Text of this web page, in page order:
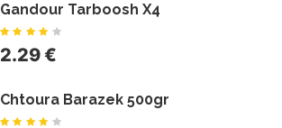
Gandour Tarboosh X4
2.29 €
Chtoura Barazek 500gr